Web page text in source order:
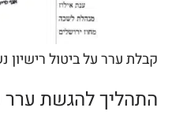
קבלת ערר על ביטול
התהליך להגשת ערר